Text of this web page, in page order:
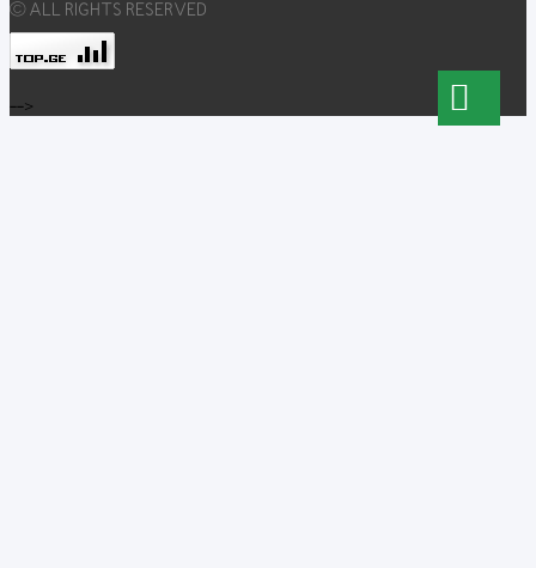
© ALL RIGHTS RESERVED
-->